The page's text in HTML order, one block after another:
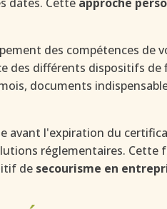
des compétences de
des différents dispositifs de
documents
avant l'expiration du
réglementaires. Cette
de secourisme en